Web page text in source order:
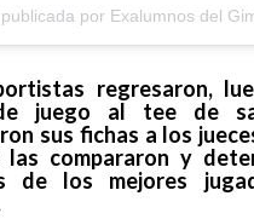
regresaron,
juego al tee de
sus fichas a los
las compararon y
de los mejores